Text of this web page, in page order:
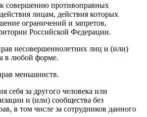
совершению противоправных
лицам, действия которых
ограничений и запретов,
Российской Федерации.
несовершеннолетних лиц и (или)
в любой форме.
меньшинств.
себя за другого человека или
и (или) сообщества без
в том числе за сотрудников данного